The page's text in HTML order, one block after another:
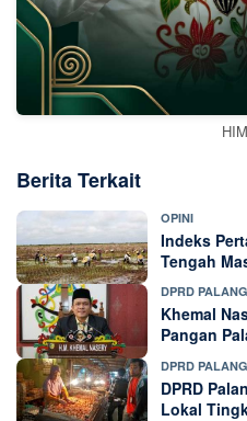
Berita Terkait
OPINI
Indeks
Tengah
DPRD
Khemal
Pangan
DPRD
DPRD
Lokal